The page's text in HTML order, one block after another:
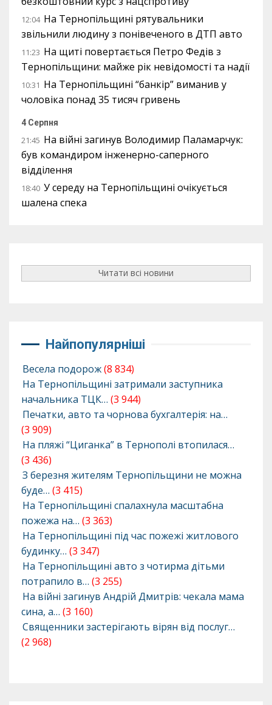
12:04 На Тернопільщині рятувальники
звільнили людину з понівеченого в ДТП авто
11:23 На щиті повертається Петро Федів з
Тернопільщини: майже рік невідомості та надії
10:31 На Тернопільщині “банкір” виманив у
чоловіка понад 35 тисяч гривень
4 Серпня
21:45 На війні загинув Володимир Паламарчук:
був командиром інженерно-саперного
відділення
18:40 У середу на Тернопільщині очікується
шалена спека
Читати всі новини
Найпопулярніші
Весела подорож(8 834)
На Тернопільщині затримали заступника
начальника ТЦК… (3 944)
Печатки, авто та чорнова бухгалтерія: на…
(3 909)
На пляжі “Циганка” в Тернополі втопилася…
(3 436)
З березня жителям Тернопільщини не можна
буде… (3 415)
На Тернопільщині спалахнула масштабна
пожежа на… (3 363)
На Тернопільщині під час пожежі житлового
будинку… (3 347)
На Тернопільщині авто з чотирма дітьми
потрапило в… (3 255)
На війні загинув Андрій Дмитрів: чекала мама
сина, а… (3 160)
Священники застерігають вірян від послуг…
(2 968)